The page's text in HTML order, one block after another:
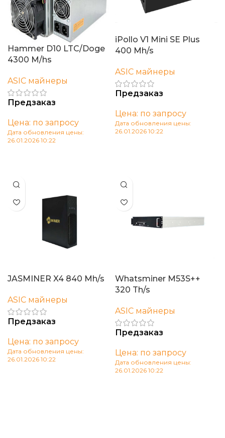
Hammer D10 LTC/Doge
4300 M/hs
ASIC майнеры
Предзаказ
Цена: по запросу
Дата обновления цены:
26.01.2026 10:22
iPollo V1 Mini SE Plus
400 Mh/s
ASIC майнеры
Предзаказ
Цена: по запросу
Дата обновления цены:
26.01.2026 10:22
JASMINER X4 840 Mh/s
ASIC майнеры
Предзаказ
Цена: по запросу
Дата обновления цены:
26.01.2026 10:22
Whatsminer M53S++
320 Th/s
ASIC майнеры
Предзаказ
Цена: по запросу
Дата обновления цены:
26.01.2026 10:22